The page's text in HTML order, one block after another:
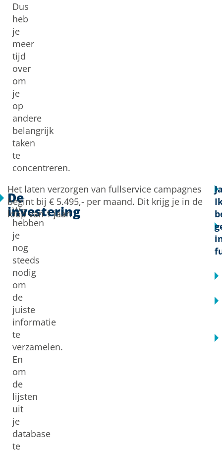
Dus
heb
je
meer
tijd
over
om
je
op
andere
belangrijk
taken
te
concentreren.
We
hebben
je
nog
steeds
nodig
om
de
juiste
informatie
te
verzamelen.
En
om
de
lijsten
uit
je
database
te
De
investering
Het laten verzorgen van fullservice campagnes
begint bij € 5.495,- per maand. Dit krijg je in de
loop van 1 jaar: